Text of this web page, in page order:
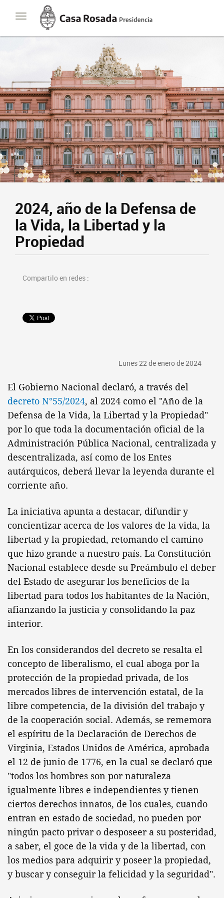
Toggle
navigation
Casa
Rosada
Presidencia
de
2024, año de la Defensa de
la Vida, la Libertad y la
Propiedad
Compartilo en redes :
Lunes 22 de enero de 2024
El Gobierno Nacional declaró, a través del
decreto N°55/2024, al 2024 como el "Año de la
Defensa de la Vida, la Libertad y la Propiedad"
por lo que toda la documentación oficial de la
Administración Pública Nacional, centralizada y
descentralizada, así como de los Entes
autárquicos, deberá llevar la leyenda durante el
corriente año.
La iniciativa apunta a destacar, difundir y
concientizar acerca de los valores de la vida, la
libertad y la propiedad, retomando el camino
que hizo grande a nuestro país. La Constitución
Nacional establece desde su Preámbulo el deber
del Estado de asegurar los beneficios de la
libertad para todos los habitantes de la Nación,
afianzando la justicia y consolidando la paz
interior.
En los considerandos del decreto se resalta el
concepto de liberalismo, el cual aboga por la
protección de la propiedad privada, de los
mercados libres de intervención estatal, de la
libre competencia, de la división del trabajo y
de la cooperación social. Además, se rememora
el espíritu de la Declaración de Derechos de
Virginia, Estados Unidos de América, aprobada
el 12 de junio de 1776, en la cual se declaró que
"todos los hombres son por naturaleza
igualmente libres e independientes y tienen
ciertos derechos innatos, de los cuales, cuando
entran en estado de sociedad, no pueden por
ningún pacto privar o desposeer a su posteridad,
a saber, el goce de la vida y de la libertad, con
los medios para adquirir y poseer la propiedad,
y buscar y conseguir la felicidad y la seguridad".